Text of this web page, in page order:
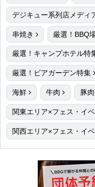
デジキュー系列店メディ
串焼き 厳選！BBQ
厳選！キャンプホテル特
厳選！ビアガーデン特集
海鮮 牛肉 豚肉
関東エリア×フェス・イ
関西エリア×フェス・イ